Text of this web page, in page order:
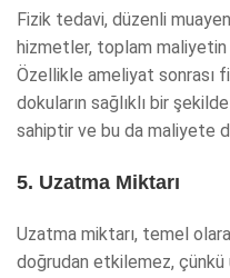
Fizik tedavi, düzenli
hizmetler, toplam maliyetin
Özellikle ameliyat sonrası
dokuların sağlıklı bir
sahiptir ve bu da maliyete
5. Uzatma Miktarı
Uzatma miktarı, temel
doğrudan etkilemez, çünkü